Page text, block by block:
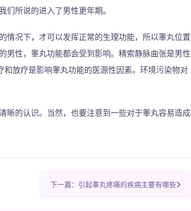
所说的进入了男性更年期。
情况下，才可以发挥正常的生理功能，所以睾丸位置
男性，睾丸功能都会受到影响。精索静脉曲张是男性
放疗是影响睾丸功能的医源性因素。环境污染物对
晰的认识。当然，也要注意到一些对于睾丸容易造成
下一篇：引起睾丸疼痛的疾病主要有哪些